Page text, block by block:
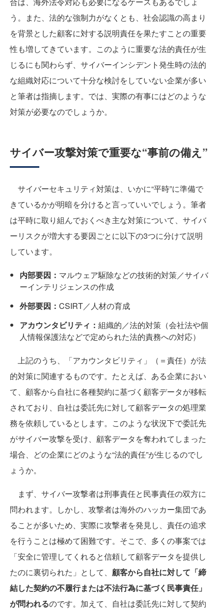
う。また、法的な強制力がなくとも、社会認識の高まり
を背景とした顧客に対する説明責任を果たすことの重要
性も増してきています。このように重要な法的責任が生
じるにも関わらず、サイバーインシデント発生時の法的
な組織対応について十分な検討をしていない企業が多い
と筆者は指摘します。では、実際の有事にはどのような
対策が必要なのでしょうか。
サイバー攻撃対策で重要な“事前の備え”
サイバーセキュリティ対策は、いかに“平時”に準備で
きているかが明暗を分けると言っていいでしょう。筆者
は平時に取り組んでおくべき主な対策について、サイバ
ーリスクが増大する要因ごとに以下の3つに分けて説明
しています。
内部要因： マルウェア駆除などの技術的対策／サイバ
ーインテリジェンスの作成
外部要因： CSIRT／人材の育成
アカウンタビリティ： 組織的／法的対策（会社法や個
人情報保護法などで定められた法的責務への対応）
上記のうち、「アカウンタビリティ」（＝責任）が法
的対策に関連するものです。たとえば、ある企業におい
て、顧客から自社に各種契約に基づく顧客データが移転
されており、自社は委託先に対して顧客データの処理業
務を依頼しているとします。このような状況下で委託先
がサイバー攻撃を受け、顧客データを奪われてしまった
場合、どの企業にどのような“法的責任”が生じるのでし
ょうか。
まず、サイバー攻撃者は刑事責任と民事責任の双方に
問われます。しかし、攻撃者は海外のハッカー集団であ
ることが多いため、実際に攻撃者を発見し、責任の追求
を行うことは極めて困難です。そこで、多くの事案では
「安全に管理してくれると信頼して顧客データを提供し
たのに裏切られた」として、 顧客から自社に対して「締
結した契約の不履行または不法行為に基づく民事責任」
が問われるのです。加えて、自社は委託先に対して契約